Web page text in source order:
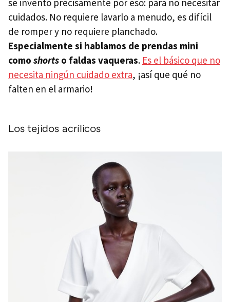
cuidados. No requiere lavarlo a menudo, es difícil
de romper y no requiere planchado.
Especialmente si hablamos de prendas mini
como shorts o faldas vaqueras. Es el básico que no
necesita ningún cuidado extra, ¡así que qué no
falten en el armario!
Los tejidos acrílicos